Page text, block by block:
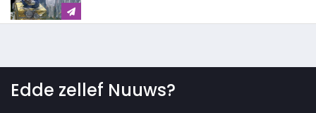
Edde zellef Nuuws?